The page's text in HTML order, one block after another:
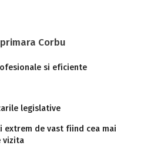
Corbu
si eficiente
legislative
de vast fiind cea mai
vizita